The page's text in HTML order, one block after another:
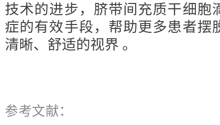
技术的进步，脐带间充质干细胞
症的有效手段，帮助更多患者摆
清晰、舒适的视界 。
参考文献：